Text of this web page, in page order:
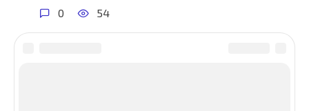
0 54